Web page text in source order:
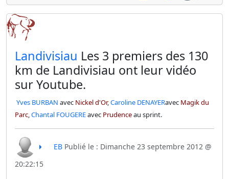
​Landivisiau Les 3 premiers des 130
km de Landivisiau ont leur vidéo
sur Youtube.
Yves BURBAN avec Nickel d'Or,Caroline DENAYERavec Magik du
Parc,Chantal FOUGEREavec Prudenceau sprint.
EBPublié le : Dimanche 23 septembre 2012 @
20:22:15